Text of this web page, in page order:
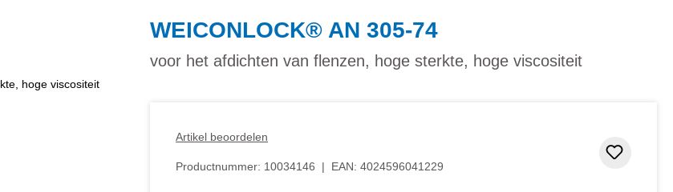
WEICONLOCK® AN 305-74
voor het afdichten van flenzen, hoge sterkte, hoge viscositeit
Artikel beoordelen
Productnummer: 10034146 | EAN: 4024596041229